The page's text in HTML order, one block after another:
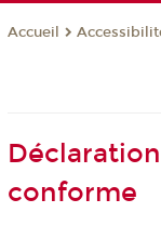
Accueil
conforme